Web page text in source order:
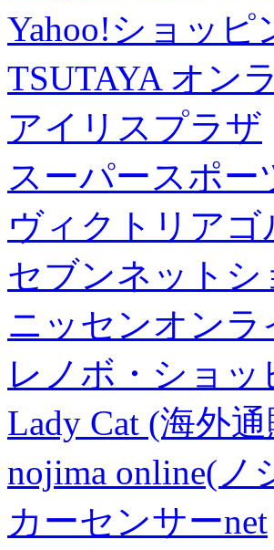
Yahoo!ショッ
TSUTAYA オン
アイリスプラザ
スーパースポ
ヴィクトリア
セブンネット
ニッセンオンラ
レノボ・ショ
Lady Cat (海外
nojima online(
カーセンサーnet